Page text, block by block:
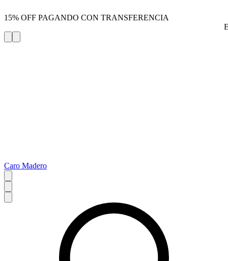
15% OFF PAGANDO CON TRANSFERENCIA
Caro Madero